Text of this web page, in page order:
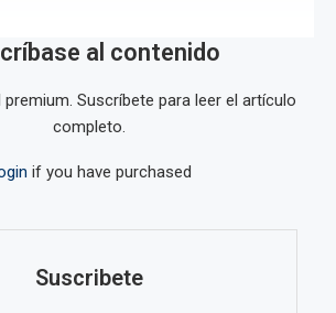
al contenido
Suscríbete para leer el artículo
completo.
if you have purchased
Suscribete